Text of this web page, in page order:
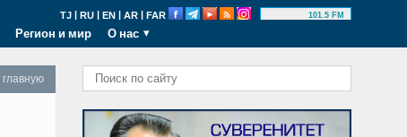
TJ | RU | EN | AR | FAR 101.5 FM
Регион и мир О нас
главную